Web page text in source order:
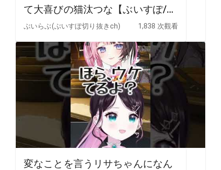
て大喜びの猫汰つな【ぶいすぽ/切
り抜き/猫汰つな】 #ぶいすぽ #ぶ
いすぽっ #切り抜き #猫汰つな #
ありさか #うるか
ぶいらぶ(ぶいすぽ切り抜きch) 1,838 次觀看
変なことを言うリサちゃんになん